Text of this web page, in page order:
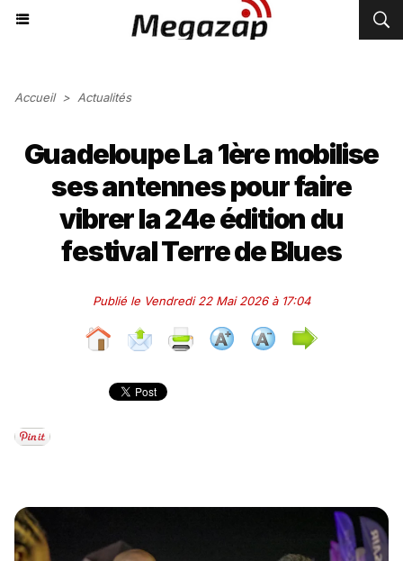
Accueil > Actualités
Guadeloupe La 1ère mobilise
ses antennes pour faire
vibrer la 24e édition du
festival Terre de Blues
Publié le Vendredi 22 Mai 2026 à 17:04